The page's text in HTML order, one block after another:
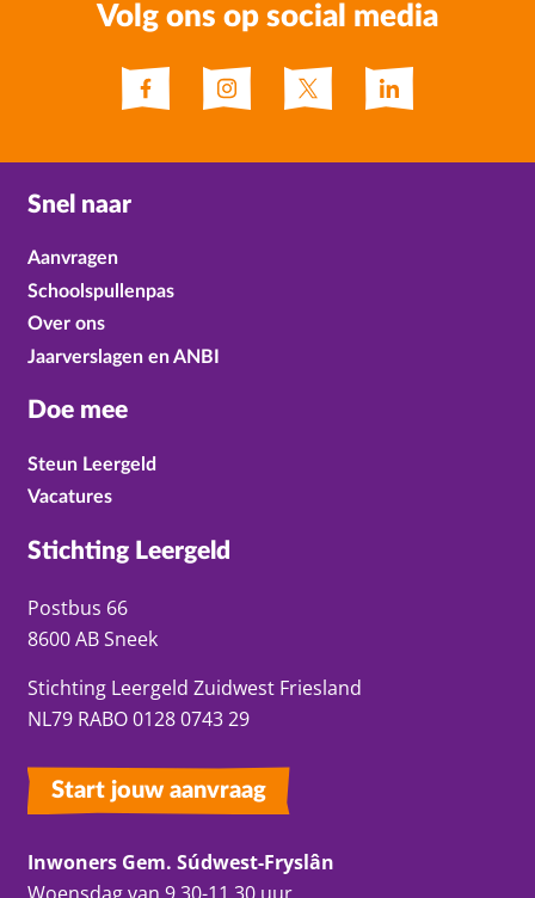
Volg ons op social media
Snel naar
Aanvragen
Schoolspullenpas
Over ons
Jaarverslagen en ANBI
Doe mee
Steun Leergeld
Vacatures
Stichting Leergeld
Postbus 66
8600 AB Sneek
Stichting Leergeld Zuidwest Friesland
NL79 RABO 0128 0743 29
Start jouw aanvraag
Inwoners Gem. Súdwest-Fryslân